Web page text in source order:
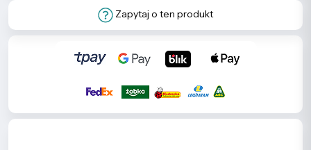
Zapytaj o ten produkt